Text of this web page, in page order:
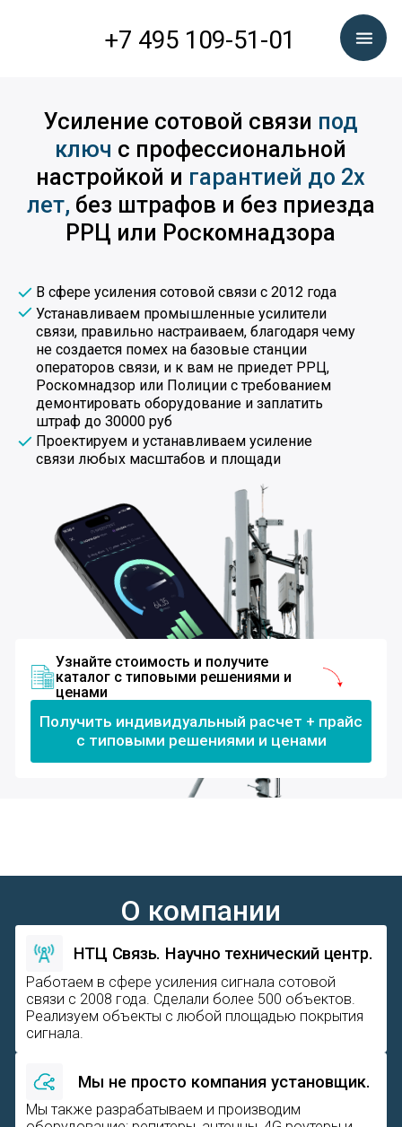
+7 495 109-51-01
ключс профессиональной
настройкой игарантией до 2х
лет,без штрафов и без приезда
РРЦ или Роскомнадзора
связи, правильно настраиваем, благодаря чему
не создается помех на базовые станции
операторов связи, и к вам не приедет РРЦ,
Роскомнадзор или Полиции с требованием
демонтировать оборудование и заплатить
штраф до 30000 руб
Проектируем и устанавливаем усиление
связи любых масштабов и площади
Узнайте стоимость и получите
каталог с типовыми решениями и
Получить индивидуальный расчет + прайс
О компании
Мы также разрабатываем и производим
оборудование: репитеры, антенны, 4G роутеры и
другие устройства для усиления сигнала
3G/4G/LTE/5G
Проектируем и настраиваем системы так, что к вам
не приедет сотовый оператор, роскомнадзор,
полиция.